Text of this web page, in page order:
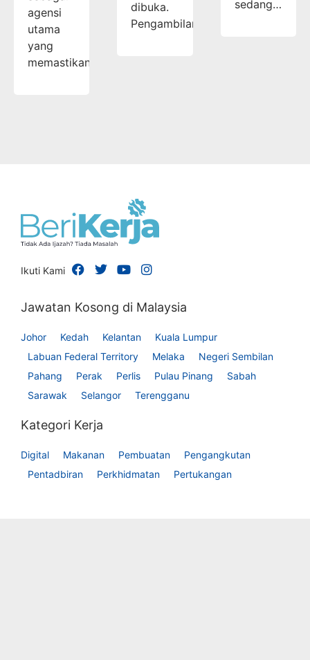
agensi
utama
yang
memastikan…
dibuka.
Pengambilan…
sedang…
Ikuti Kami
Jawatan Kosong di Malaysia
Johor Kedah Kelantan
Kuala Lumpur
Labuan Federal Territory
Melaka
Negeri Sembilan
Pahang
Perak Perlis Pulau Pinang
Sabah
Sarawak
Selangor Terengganu
Kategori Kerja
Digital Makanan Pembuatan
Pengangkutan
Pentadbiran
Perkhidmatan Pertukangan